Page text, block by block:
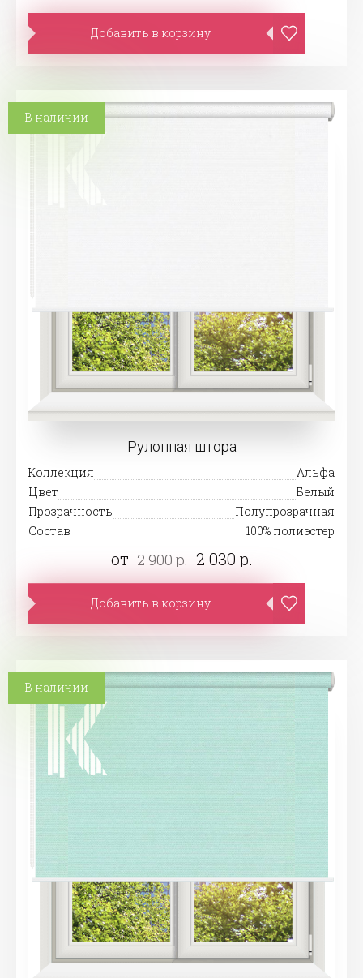
Добавить в корзину
Рулонная штора
Коллекция
Альфа
Цвет
Белый
Прозрачность
Полупрозрачная
Состав
100% полиэстер
от 2 900 р. 2 030 р.
В наличии
Добавить в корзину
В наличии